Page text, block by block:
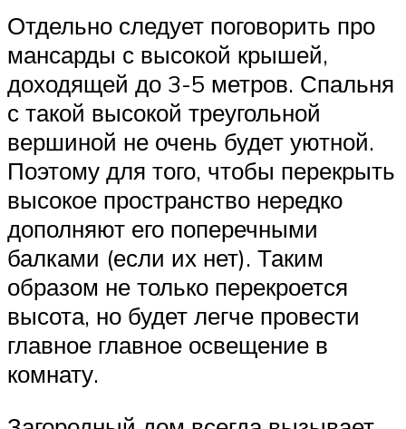
Отдельно следует поговорить про
мансарды с высокой крышей,
доходящей до 3-5 метров. Спальня
с такой высокой треугольной
вершиной не очень будет уютной.
Поэтому для того, чтобы перекрыть
высокое пространство нередко
дополняют его поперечными
балками (если их нет). Таким
образом не только перекроется
высота, но будет легче провести
главное главное освещение в
комнату.